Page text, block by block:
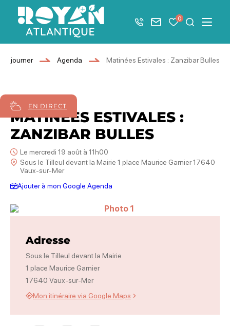
Afficher la barre de navigation du mode éco
Royan Atlantique
+33 5 46 08 21 00
Nous contacter
Mes favoris
0 JeMenu
Séjourner Agenda Matinées Estivales : Zanzibar Bulles
EN DIRECT
19 août 2026
MATINÉES ESTIVALES :
ZANZIBAR BULLES
Le mercredi 19 août à 11h00
Sous le Tilleul devant la Mairie 1 place Maurice Garnier 17640
Vaux-sur-Mer
Ajouter à mon Google Agenda
Photo 1
Adresse
Sous le Tilleul devant la Mairie
1 place Maurice Garnier
17640 Vaux-sur-Mer
Mon itinéraire via Google Maps